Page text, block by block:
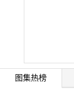
图集热榜